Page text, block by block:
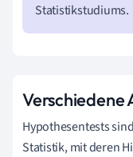
Statistikstudiums.
Verschiedene
Hypothesentests
Statistik, mit deren